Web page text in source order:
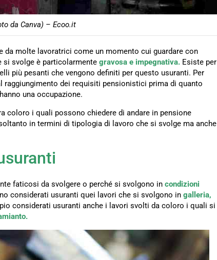
da Canva) – Ecoo.it
da molte lavoratrici come un momento cui guardare con
svolge è particolarmente gravosa e impegnativa. Esiste per
più pesanti che vengono definiti per questo usuranti. Per
raggiungimento dei requisiti pensionistici prima di quanto
una occupazione.
coloro i quali possono chiedere di andare in pensione
in termini di tipologia di lavoro che si svolge ma anche
faticosi da svolgere o perché si svolgono in condizioni
considerati usuranti quei lavori che si svolgono in galleria,
considerati usuranti anche i lavori svolti da coloro i quali si